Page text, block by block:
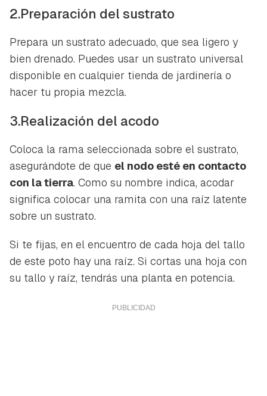
Guardar como favorito
Para poder guardar como favorito, primero has de
iniciar sesión con tu cuenta de Hogarmanía.
2.Preparación del sustrato
Prepara un sustrato adecuado, que sea ligero y
bien drenado. Puedes usar un sustrato universal
disponible en cualquier tienda de jardinería o
hacer tu propia mezcla.
3.Realización del acodo
Coloca la rama seleccionada sobre el sustrato,
asegurándote de que el nodo esté en contacto
con la tierra. Como su nombre indica, acodar
significa colocar una ramita con una raíz latente
sobre un sustrato.
Si te fijas, en el encuentro de cada hoja del tallo
de este poto hay una raíz. Si cortas una hoja con
su tallo y raíz, tendrás una planta en potencia.
Contenido enviado
Gracias por suscribirte a nuestro boletín.
ACEPTAR